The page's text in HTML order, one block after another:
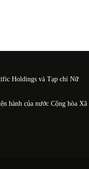
Holdings và Tạp chí Nữ
hành của nước Cộng hòa Xã